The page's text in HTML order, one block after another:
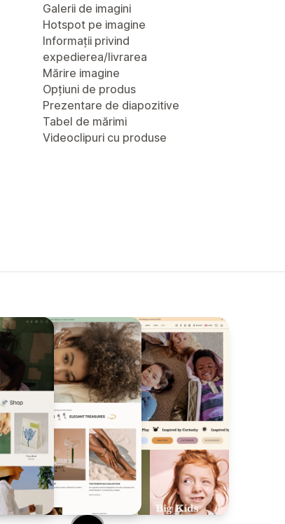
Galerii de imagini
Hotspot pe imagine
Informații privind
expedierea/livrarea
Mărire imagine
Opțiuni de produs
Prezentare de diapozitive
Tabel de mărimi
Videoclipuri cu produse